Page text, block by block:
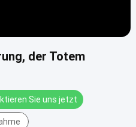
der Totem
Sie uns jetzt